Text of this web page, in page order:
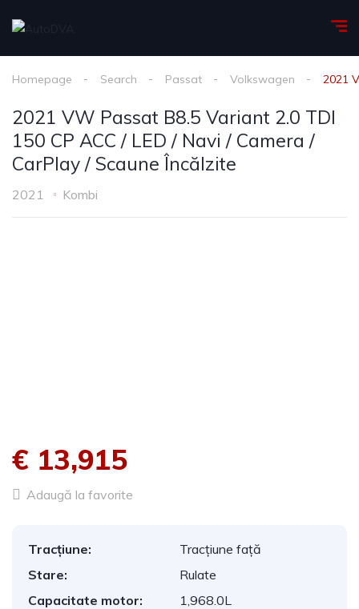
Homepage Search Passat Volkswagen 2021
2021 VW Passat B8.5 Variant 2.0 TDI
150 CP ACC / LED / Navi / Camera /
CarPlay / Scaune Încălzite
2021 Kombi
€ 13,915
Adaugă la favorite
Tracțiune:
Tracțiune față
Stare:
Rulate
Capacitate motor:
1,968.0L